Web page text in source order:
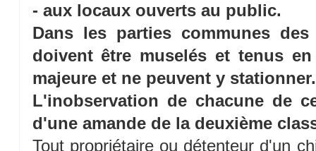
- aux locaux ouverts au public.
Dans les parties communes
doivent être muselés et tenus
majeure et ne peuvent y stationner.
L'inobservation de chacune de
d'une amande de la deuxième
Tout propriétaire ou détenteur d'un